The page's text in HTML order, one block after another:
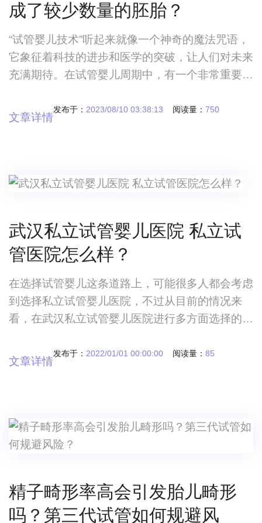
成了较少数量的胚胎？
“试管婴儿技术”听起来就像一个神奇的魔法咒语，
它象征着科技的进步和医学的突破，让人们对未来
充满期待。在试管婴儿周期中，有一个非常重要的
一种现象：明明取出了很多的卵子，但是到了移植
发布于： 2023/08/10 03:38:13 阅读量： 750
文章详情
武汉私立试管婴儿医院 私立试
管医院怎么样？
在选择试管婴儿这条道路上，可能很多人都会考虑
到选择私立试管婴儿医院，不过从目前的情况来
看，在武汉私立试管婴儿医院进行多方面选择的过
很多人想知道的就是私立试管婴儿医院怎么样武汉
武汉私立试管婴儿医院进行多方面选择的过程当
中，一定
发布于： 2022/01/01 00:00:00 阅读量： 85
文章详情
精子畸形率高会引发胎儿畸形
吗？第三代试管如何规避风